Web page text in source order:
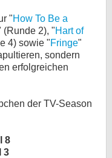
"How To Be a
(Runde 2), "Hart of
4) sowie "Fringe"
sondern
erfolgreichen
der TV-Season
8
3